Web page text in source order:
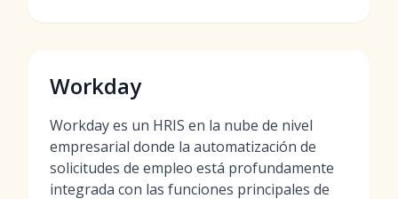
Workday
Workday es un HRIS en la nube de nivel
empresarial donde la automatización de
solicitudes de empleo está profundamente
integrada con las funciones principales de